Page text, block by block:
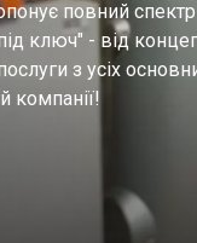
повний
ключ" - від
з усіх
компанії!